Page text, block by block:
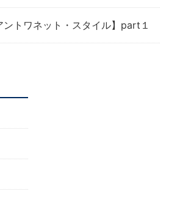
ントワネット・スタイル】part１